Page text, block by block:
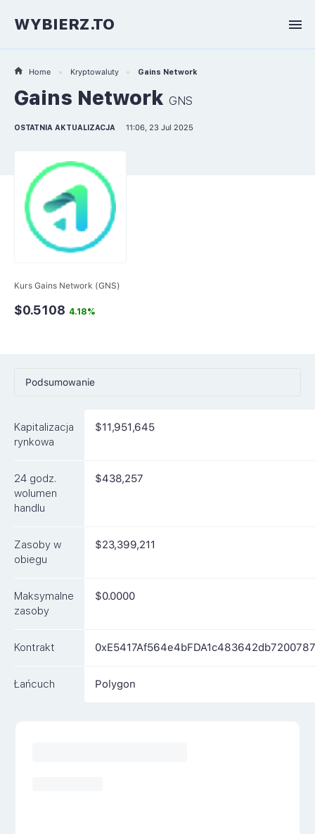
WYBIERZ.TO
Home Kryptowaluty Gains Network
Gains Network GNS
OSTATNIA AKTUALIZACJA 11:06, 23 Jul 2025
Kurs Gains Network (GNS)
$0.5108 4.18%
Podsumowanie
Rynki
FAQ
Kapitalizacja
rynkowa
$11,951,645
24 godz.
wolumen
handlu
$438,257
Zasoby w
obiegu
$23,399,211
Maksymalne
zasoby
$0.0000
Kontrakt
Łańcuch Polygon